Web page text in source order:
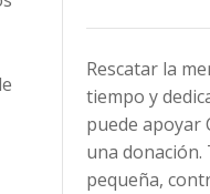
Rescatar la
tiempo y
puede apoyar
una donación.
pequeña,